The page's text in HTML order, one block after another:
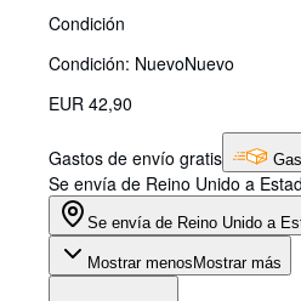
Condición
Condición: NuevoNuevo
EUR 42,90
Gastos de envío gratis
Se envía de Reino Unido a
Se envía de Reino Unido a
Mostrar menos Mostrar más